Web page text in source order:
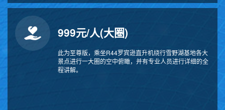
999元/人(大圈)
此为至尊版，乘坐R44罗宾逊直升机绕行雪野湖基地各大
景点进行一大圈的空中俯瞰，并有专业人员进行详细的全
程讲解。